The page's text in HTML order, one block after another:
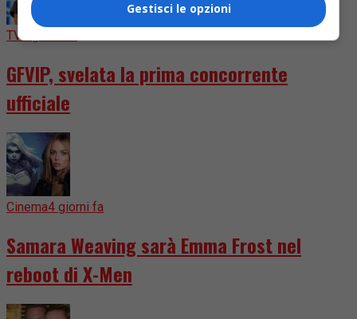
TV3 giorni fa
GFVIP, svelata la prima concorrente
ufficiale
Cinema4 giorni fa
Samara Weaving sarà Emma Frost nel
reboot di X-Men
Gestisci le opzioni